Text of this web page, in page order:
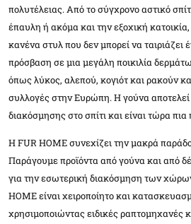
πολυτέλειας. Από το σύγχρονο αστικό
έπαυλη ή ακόμα και την εξοχική
κανένα στυλ που δεν μπορεί να ταιριάζει
πρόσβαση σε μια μεγάλη ποικιλία
όπως λύκος, αλεπού, κογιότ και ρακούν
συλλογές στην Ευρώπη. Η γούνα αποτελεί
διακόσμησης στο σπίτι και είναι τώρα πια
Η FUR HOME συνεχίζει την μακρά
Παράγουμε προϊόντα από γούνα και από
για την εσωτερική διακόσμηση των
HOME είναι χειροποίητο και
χρησιμοποιώντας ειδικές ραπτομηχανές